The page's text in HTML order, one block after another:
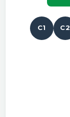
C1 C2